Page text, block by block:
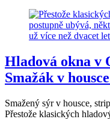
Hladová okna v
Smažák v
Smažený sýr v housce,
Přestože klasických